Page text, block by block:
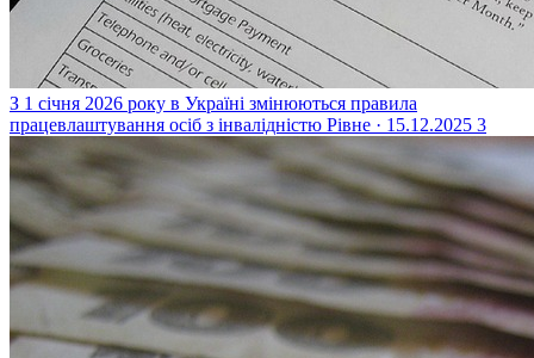
З 1 січня 2026 року в Україні змінюються правила
працевлаштування осіб з інвалідністю Рівне · 15.12.2025 3